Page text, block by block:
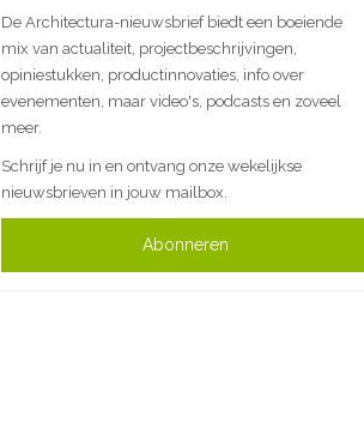
De Architectura-nieuwsbrief biedt een boeiende
mix van actualiteit, projectbeschrijvingen,
opiniestukken, productinnovaties, info over
evenementen, maar video's, podcasts en zoveel
meer.
Schrijf je nu in en ontvang onze wekelijkse
nieuwsbrieven in jouw mailbox.
Abonneren